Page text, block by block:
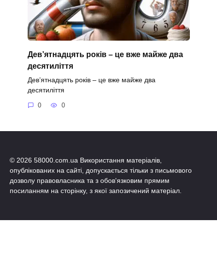
Дев’ятнадцять років – це вже майже два
десятиліття
Дев’ятнадцять років – це вже майже два
десятиліття
0 0
© 2026 58000.com.ua Використання матеріалів,
опублікованих на сайті, допускається тільки з письмового
дозволу правовласника та з обов'язковим прямим
посиланням на сторінку, з якої запозичений матеріал.